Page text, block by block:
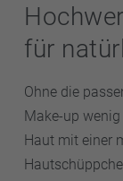
für
Ohne die
Make-up
Haut mit einer